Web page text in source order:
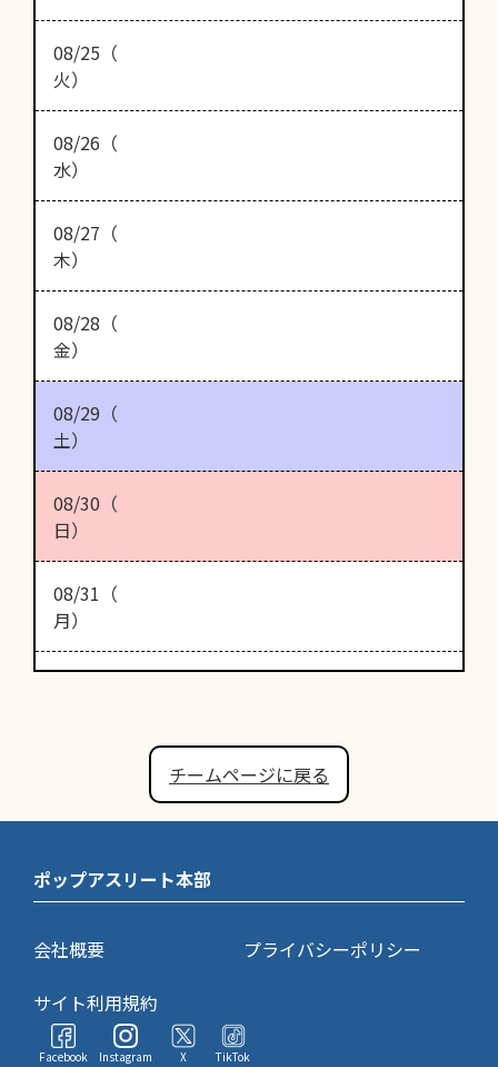
08/25（
火）
08/26（
水）
08/27（
木）
08/28（
金）
08/29（
土）
08/30（
日）
08/31（
月）
チームページに戻る
ポップアスリート本部
会社概要
プライバシーポリシー
サイト利用規約
Facebook Instagram X TikTok